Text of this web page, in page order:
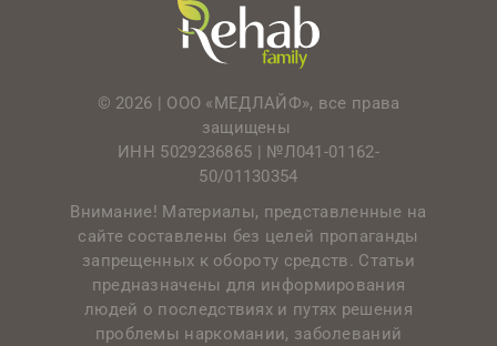
© 2026 | ООО «МЕДЛАЙФ», все права
защищены
ИНН 5029236865 | №Л041-01162-
50/01130354
Внимание! Материалы, представленные на
сайте составлены без целей пропаганды
запрещенных к обороту средств. Статьи
предназначены для информирования
людей о последствиях и путях решения
проблемы наркомании, заболеваний